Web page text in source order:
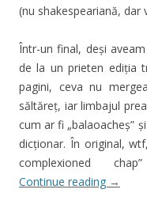
(nu shakespeariană, dar
Într-un final, deși
de la un prieten ediția
pagini, ceva nu
săltăreț, iar limbajul
cum ar fi „balaoacheș”
dicționar. În original,
complexioned
Continue reading →